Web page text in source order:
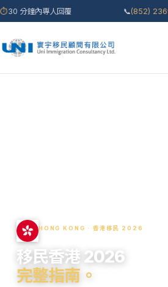
⏱30 分鐘內專人回覆 📞(852)
HONG KONG · 香港移民 2026
移民香港 2026
完整指南。